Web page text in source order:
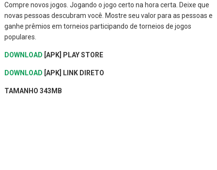
Compre novos jogos. Jogando o jogo certo na hora certa. Deixe que
novas pessoas descubram você. Mostre seu valor para as pessoas e
ganhe prêmios em torneios participando de torneios de jogos
populares.
DOWNLOAD [APK] PLAY STORE
DOWNLOAD [APK] LINK DIRETO
TAMANHO 343MB